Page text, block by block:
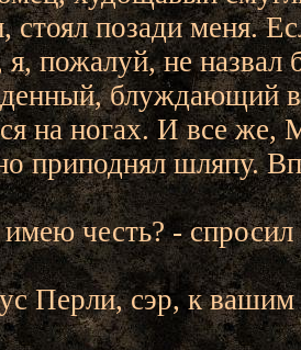
стоял позади меня.
я, пожалуй, не
блуждающий
на ногах. И все же,
приподнял шляпу.
честь? - спросил
Перли, сэр, к вашим